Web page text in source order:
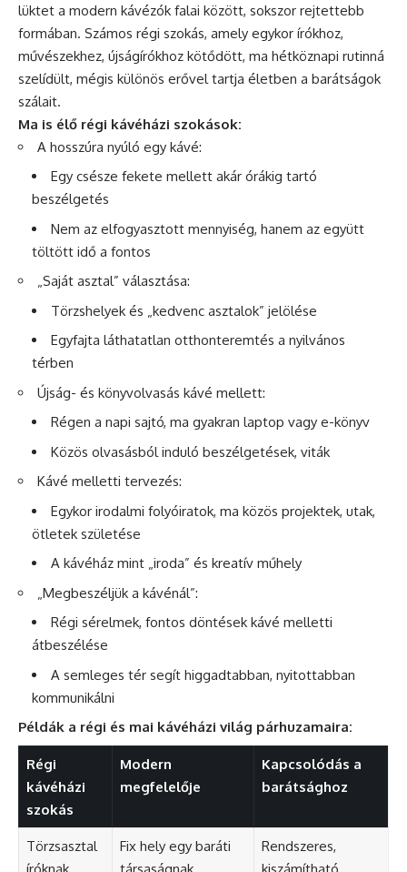
lüktet a modern kávézók falai között, sokszor rejtettebb
formában. Számos régi szokás, amely egykor írókhoz,
művészekhez, újságírókhoz kötődött, ma hétköznapi rutinná
szelídült, mégis különös erővel tartja életben a barátságok
szálait.
Ma is élő régi kávéházi szokások:
A hosszúra nyúló egy kávé:
Egy csésze fekete mellett akár órákig tartó
beszélgetés
Nem az elfogyasztott mennyiség, hanem az együtt
töltött idő a fontos
„Saját asztal” választása:
Törzshelyek és „kedvenc asztalok” jelölése
Egyfajta láthatatlan otthonteremtés a nyilvános
térben
Újság- és könyvolvasás kávé mellett:
Régen a napi sajtó, ma gyakran laptop vagy e-könyv
Közös olvasásból induló beszélgetések, viták
Kávé melletti tervezés:
Egykor irodalmi folyóiratok, ma közös projektek, utak,
ötletek születése
A kávéház mint „iroda” és kreatív műhely
„Megbeszéljük a kávénál”:
Régi sérelmek, fontos döntések kávé melletti
átbeszélése
A semleges tér segít higgadtabban, nyitottabban
kommunikálni
Példák a régi és mai kávéházi világ párhuzamaira:
Régi
kávéházi
szokás
Modern
megfelelője
Kapcsolódás a
barátsághoz
Törzsasztal
Fix hely egy baráti
Rendszeres,